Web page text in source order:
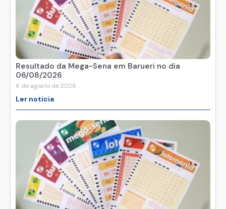
Resultado da Mega-Sena em Barueri no dia
06/08/2026
6 de agosto de 2026
Ler noticia